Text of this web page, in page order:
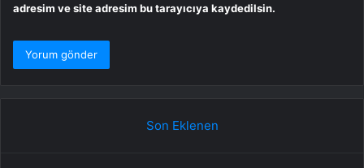
adresim ve site adresim bu tarayıcıya kaydedilsin.
Son Eklenen